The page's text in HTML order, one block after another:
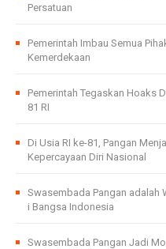
Persatuan
Pemerintah Imbau Semua
Kemerdekaan
Pemerintah Tegaskan Hoaks
81 RI
Di Usia RI ke-81, Pangan
Kepercayaan Diri Nasional
Swasembada Pangan adalah
i Bangsa Indonesia
Swasembada Pangan Jadi